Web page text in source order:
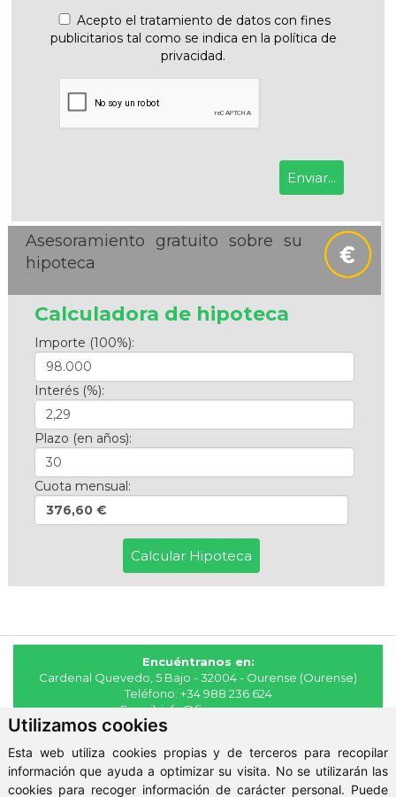
Utilizamos cookies
Esta web utiliza cookies propias y de terceros para recopilar
información que ayuda a optimizar su visita. No se utilizarán las
cookies para recoger información de carácter personal. Puede
Acepto el tratamiento de datos con fines
publicitarios tal como se indica en la política de
privacidad.
Asesoramiento gratuito sobre su
hipoteca
Calculadora de hipoteca
Importe (100%):
Interés (%):
Plazo (en años):
Cuota mensual:
376,60 €
Encuéntranos en:
Cardenal Quevedo, 5 Bajo - 32004 - Ourense (Ourense)
Teléfono: +34 988 236 624
E-mail:info@fincasmaya.es
© 2026 - Fincas Maya
Aviso Legal-Política de Privacidad- ClickViviendas